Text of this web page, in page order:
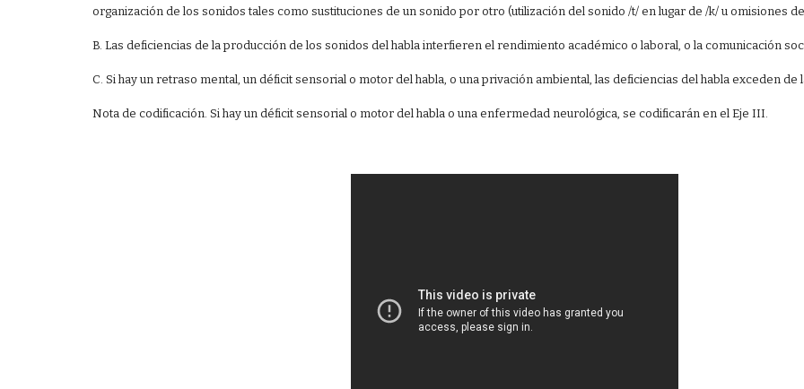
organización de los sonidos tales como sustituciones de un sonido por otro (utilización del sonido /t/ en lugar de /k/ u omisiones
B. Las deficiencias de la producción de los sonidos del habla interfieren el rendimiento académico o laboral, o la comunicación
C. Si hay un retraso mental, un déficit sensorial o motor del habla, o una privación ambiental, las deficiencias del habla exceden
Nota de codificación. Si hay un déficit sensorial o motor del habla o una enfermedad neurológica, se codificarán en el Eje III.